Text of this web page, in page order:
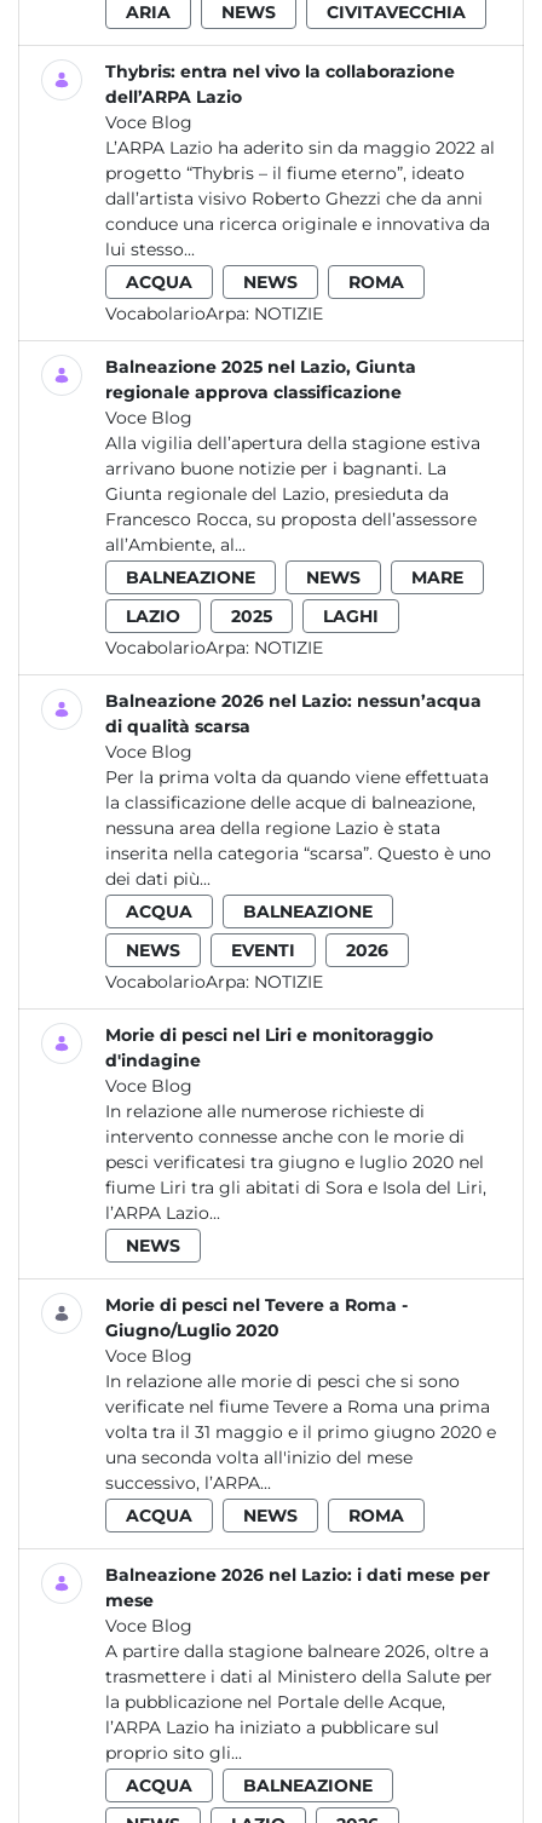
ARIA
NEWS CIVITAVECCHIA
Thybris: entra nel vivo la collaborazione
dell’ARPA Lazio
Voce Blog
L’ARPA Lazio ha aderito sin da maggio 2022 al
progetto “Thybris – il fiume eterno”, ideato
dall’artista visivo Roberto Ghezzi che da anni
conduce una ricerca originale e innovativa da
lui stesso...
ACQUA
NEWS
ROMA
VocabolarioArpa: NOTIZIE
Balneazione 2025 nel Lazio, Giunta
regionale approva classificazione
Voce Blog
Alla vigilia dell’apertura della stagione estiva
arrivano buone notizie per i bagnanti. La
Giunta regionale del Lazio, presieduta da
Francesco Rocca, su proposta dell’assessore
all’Ambiente, al...
BALNEAZIONE
NEWS
MARE
LAZIO
2025
LAGHI
VocabolarioArpa: NOTIZIE
Balneazione 2026 nel Lazio: nessun’acqua
di qualità scarsa
Voce Blog
Per la prima volta da quando viene effettuata
la classificazione delle acque di balneazione,
nessuna area della regione Lazio è stata
inserita nella categoria “scarsa”. Questo è uno
dei dati più...
ACQUA
BALNEAZIONE
NEWS
EVENTI
2026
VocabolarioArpa: NOTIZIE
Morie di pesci nel Liri e monitoraggio
d'indagine
Voce Blog
In relazione alle numerose richieste di
intervento connesse anche con le morie di
pesci verificatesi tra giugno e luglio 2020 nel
fiume Liri tra gli abitati di Sora e Isola del Liri,
l’ARPA Lazio...
NEWS
Morie di pesci nel Tevere a Roma -
Giugno/Luglio 2020
Voce Blog
In relazione alle morie di pesci che si sono
verificate nel fiume Tevere a Roma una prima
volta tra il 31 maggio e il primo giugno 2020 e
una seconda volta all'inizio del mese
successivo, l’ARPA...
ACQUA
NEWS ROMA
Balneazione 2026 nel Lazio: i dati mese per
mese
Voce Blog
A partire dalla stagione balneare 2026, oltre a
trasmettere i dati al Ministero della Salute per
la pubblicazione nel Portale delle Acque,
l’ARPA Lazio ha iniziato a pubblicare sul
proprio sito gli...
ACQUA
BALNEAZIONE